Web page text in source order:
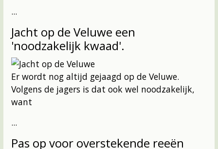
...
Jacht op de Veluwe een
'noodzakelijk kwaad'.
Er wordt nog altijd gejaagd op de Veluwe.
Volgens de jagers is dat ook wel noodzakelijk,
want
...
Pas op voor overstekende reeën